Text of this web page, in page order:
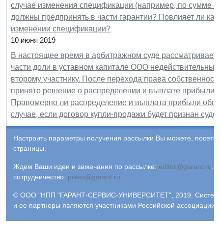
случае изменения спецификации (например, по сумме
должны предпринять в части гарантии? Повлияет ли
изменении спецификации?
10 июня 2019
В настоящее время в арбитражном суде
части доли в уставном капитале ООО
второму участнику. После перехода права
принято решение о распределении и выплате прибыли
Правомерно ли распределение и выплата прибыли
случае, если договор купли-продажи будет признан
Настроить параметры получения рассылки Вы можете,
страницы.
Ждем Ваши идеи и замечания по рассылке: editor@garant.ru
сотрудничество: press@garant.ru
© ООО "НПП "ГАРАНТ-СЕРВИС-УНИВЕРСИТЕТ", 2019. Система
и ее партнеры являются участниками Российской